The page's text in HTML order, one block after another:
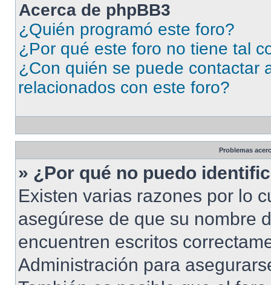
Acerca de phpBB3
¿Quién programó este foro?
¿Por qué este foro no tiene tal
¿Con quién se puede contactar
relacionados con este foro?
Problemas
» ¿Por qué no puedo
Existen varias razones por lo
asegúrese de que su nombre
encuentren escritos
Administración para